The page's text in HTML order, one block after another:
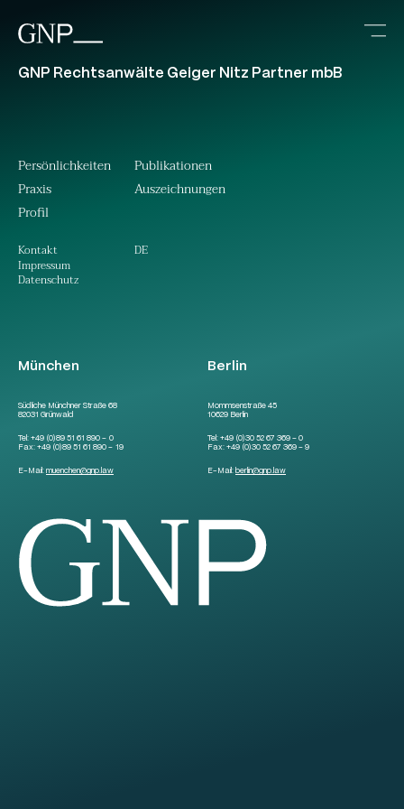
GNP Rechtsanwälte Geiger Nitz Partner mbB
München
Südliche Münchner Straße 68
82031 Grünwald
Tel:+49 (0)89 51 61 890 – 0
Fax:+49 (0)89 51 61 890 – 19
E-Mail:muenchen@gnp.law
Berlin
Mommsenstraße 45
10629 Berlin
Tel: +49 (0)30 52 67 369 – 0
Fax: +49 (0)30 52 67 369 – 9
E-Mail: berlin@gnp.law
Persönlichkeiten
Praxis
Profil
Kontakt
Impressum
Datenschutz
Publikationen
Auszeichnungen
DE